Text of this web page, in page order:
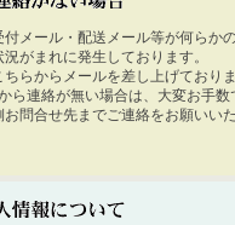
付メール・配送メール等が何らか
がまれに発生しております。
ちらからメールを差し上げており
ら連絡が無い場合は、大変お手数
お問合せ先までご連絡をお願いい